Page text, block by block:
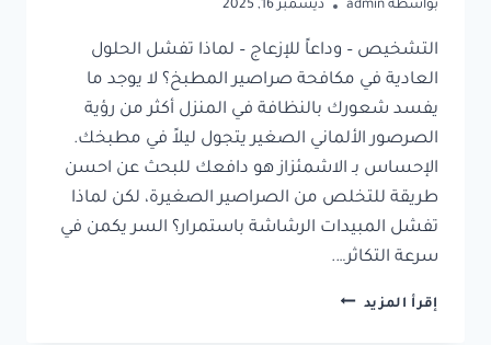
بواسطة admin ديسمبر 16, 2025
التشخيص – وداعاً للإزعاج – لماذا تفشل الحلول
العادية في مكافحة صراصير المطبخ؟ لا يوجد ما
يفسد شعورك بالنظافة في المنزل أكثر من رؤية
الصرصور الألماني الصغير يتجول ليلاً في مطبخك.
الإحساس بـ الاشمئزاز هو دافعك للبحث عن احسن
طريقة للتخلص من الصراصير الصغيرة، لكن لماذا
تفشل المبيدات الرشاشة باستمرار؟ السر يكمن في
سرعة التكاثر….
إقرأ المزيد